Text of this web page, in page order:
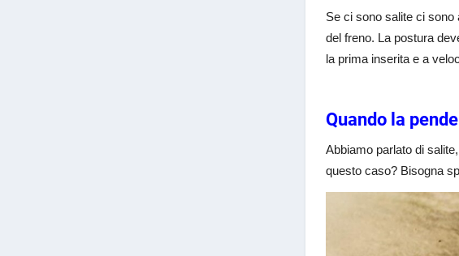
Se ci sono salite ci sono
del freno. La postura
la prima inserita e a
Quando la
Abbiamo parlato di
questo caso? Bisogna